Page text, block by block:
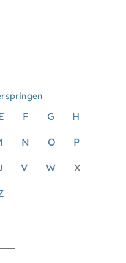
F G H
N O P
V W X